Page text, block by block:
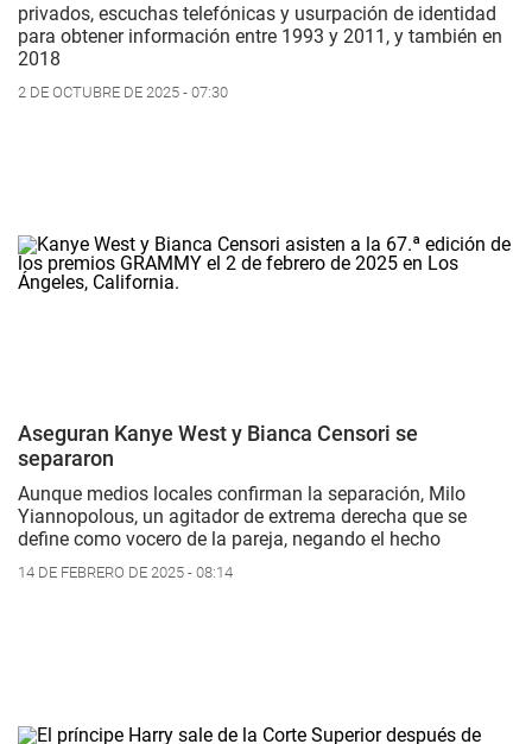
privados, escuchas telefónicas y usurpación de identidad
para obtener información entre 1993 y 2011, y también en
2018
2 DE OCTUBRE DE 2025 - 07:30
Aseguran Kanye West y Bianca Censori se
separaron
Aunque medios locales confirman la separación, Milo
Yiannopolous, un agitador de extrema derecha que se
define como vocero de la pareja, negando el hecho
14 DE FEBRERO DE 2025 - 08:14